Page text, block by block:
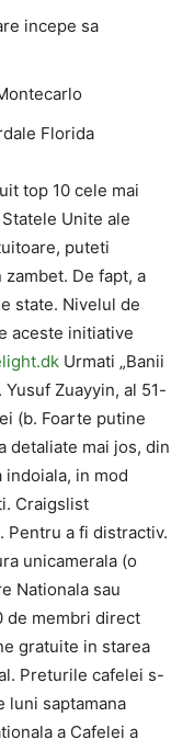
incepe sa
Florida
top 10 cele mai
Unite ale
puteti
De fapt, a
state. Nivelul de
aceste initiative
Urmati „Banii
Yusuf Zuayyin, al 51-
(b. Foarte putine
detaliate mai jos, din
in mod
Craigslist
Pentru a fi distractiv.
unicamerala (o
Nationala sau
de membri direct
gratuite in starea
Preturile cafelei s-
luni saptamana
a Cafelei a